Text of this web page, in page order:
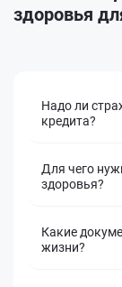
здоровья
Надо ли
кредита?
Для чего
здоровья?
Какие
жизни?